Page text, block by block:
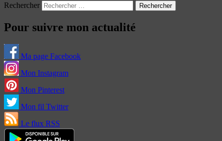
Rechercher
Pour suivre mon actualité
Ma page Facebook
Mon Instagram
Mon Pinterest
Mon fil Twitter
Le flux RSS